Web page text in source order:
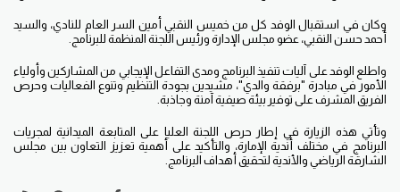
وكان في استقبال الوفد كل من خميس النقبي أمين السر العام للنادي، والسيد
أحمد حسن النقبي، عضو مجلس الإدارة ورئيس اللجنة المنظمة للبرنامج.
واطلع الوفد على آليات تنفيذ البرنامج ومدى التفاعل الإيجابي من المشاركين وأولياء
الأمور في مبادرة "برفقة والدي"، مشيدين بجودة التنظيم وتنوع الفعاليات وحرص
الفريق المشرف على توفير بيئة صيفية آمنة وجاذبة.
وتأتي هذه الزيارة في إطار حرص اللجنة العليا على المتابعة الميدانية لمجريات
البرنامج في مختلف أندية الإمارة، والتأكيد على أهمية تعزيز التعاون بين مجلس
الشارقة الرياضي والأندية لتحقيق أهداف البرنامج.